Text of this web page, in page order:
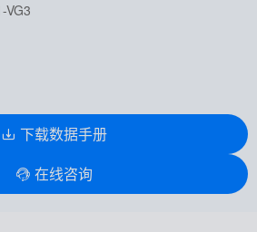
VG3
下载数据手册
在线咨询